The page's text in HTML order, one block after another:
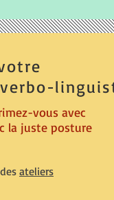
vous avec
la juste posture
ateliers